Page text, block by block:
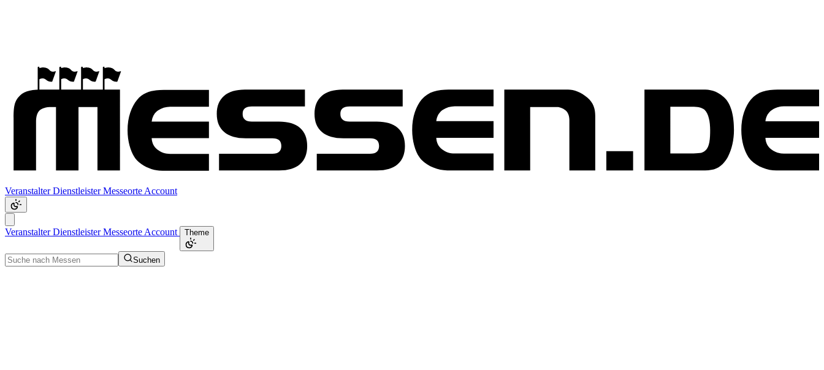
VeranstalterDienstleisterMesseorte Account
VeranstalterDienstleisterMesseorte Account Theme
Suchen